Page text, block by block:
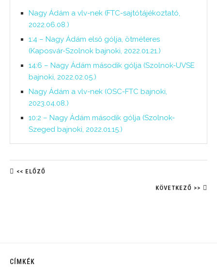
Nagy Ádám a vlv-nek (FTC-sajtótájékoztató,
2022.06.08.)
1:4 – Nagy Ádám első gólja, ötméteres
(Kaposvár-Szolnok bajnoki, 2022.01.21.)
14:6 – Nagy Ádám második gólja (Szolnok-UVSE
bajnoki, 2022.02.05.)
Nagy Ádám a vlv-nek (OSC-FTC bajnoki,
2023.04.08.)
10:2 – Nagy Ádám második gólja (Szolnok-
Szeged bajnoki, 2022.01.15.)
<< ELŐZŐ
KÖVETKEZŐ >>
CÍMKÉK